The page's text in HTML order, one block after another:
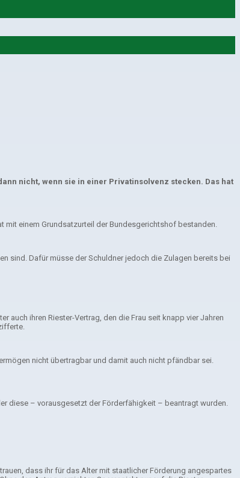
nicht, wenn sie in einer Privatinsolvenz stecken. Das hat
einem Grundsatzurteil der Bundesgerichtshof bestanden.
sind. Dafür müsse der Schuldner jedoch die Zulagen bereits bei
auch ihren Riester-Vertrag, den die Frau seit knapp vier Jahren
nicht übertragbar und damit auch nicht pfändbar sei.
diese – vorausgesetzt der Förderfähigkeit – beantragt wurden.
dass ihr für das Alter mit staatlicher Förderung angespartes